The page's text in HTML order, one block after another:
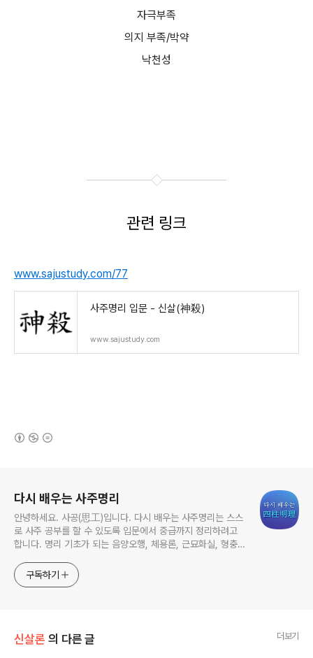
자극부족
의지 부족/박약
낙천성
관련 링크
www.sajustudy.com/77
사주명리 입문 - 신살(神殺)
www.sajustudy.com
다시 배우는 사주명리
안녕하세요. 사공(思工)입니다. 다시 배우는 사주명리는 스스
로 사주 공부를 할 수 있도록 입문에서 중급까지 정리하려고
합니다. 명리 기초가 되는 음양오행, 체용론, 근묘화실, 형충회
학에 많은 도움이 되길 바랍니다. 상담문의: 이메일:
mobiwise@naver.com / 카카오톡:
구독하기
신살론 의 다른 글 더보기